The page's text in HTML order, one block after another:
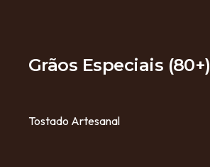
Grãos Especiais (80+)
Tostado Artesanal